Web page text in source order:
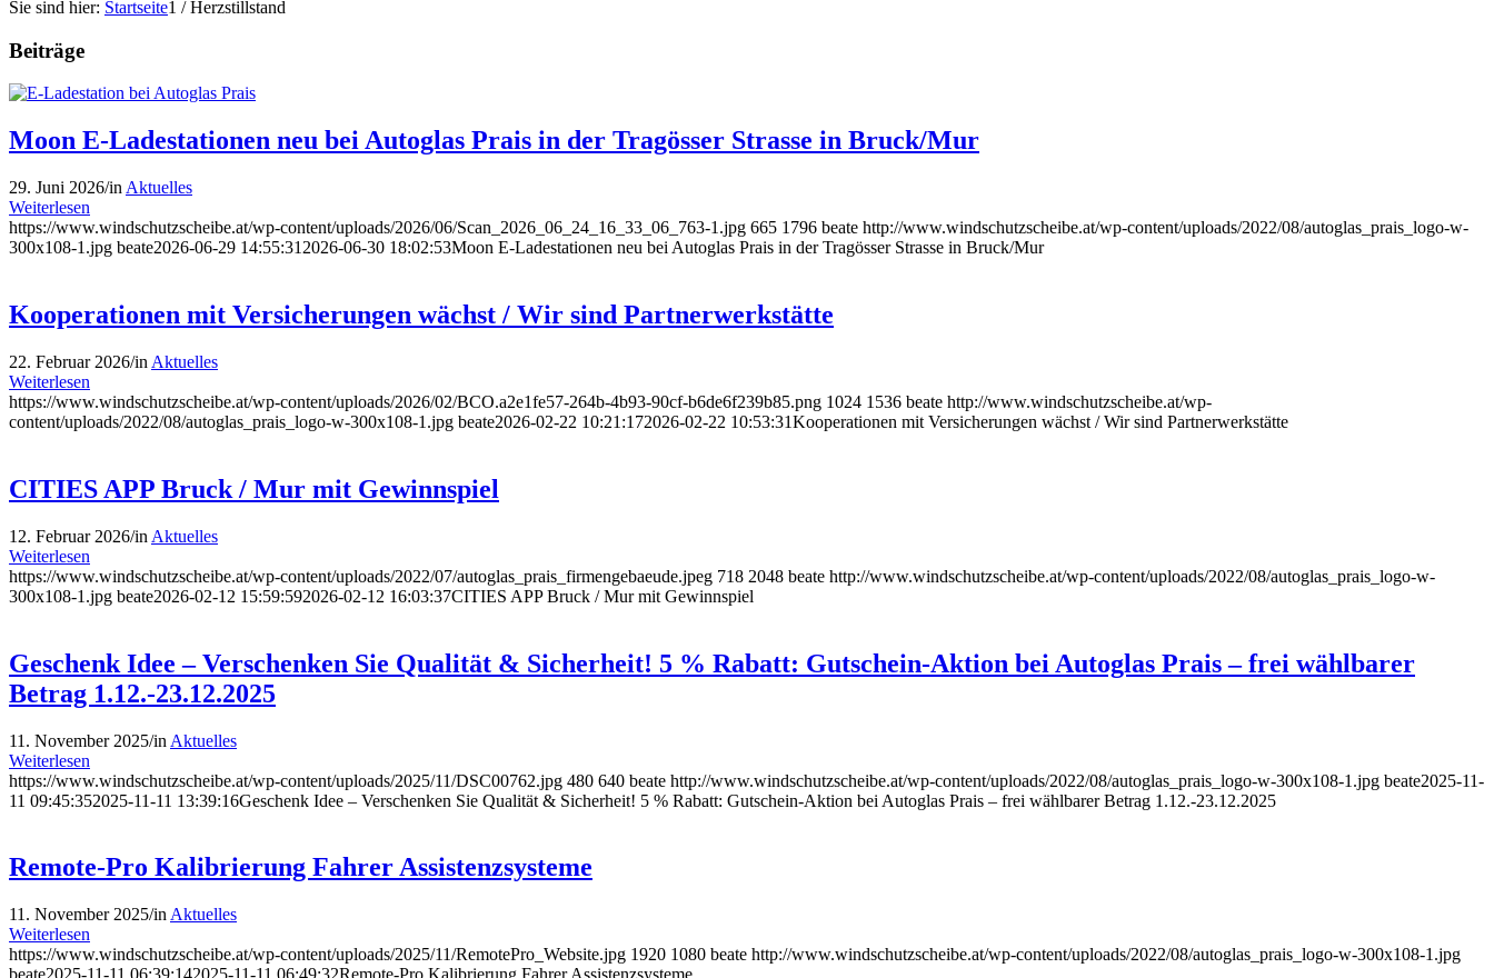
Sie sind hier: Startseite1 / Herzstillstand
Beiträge
Moon E-Ladestationen neu bei Autoglas Prais in der Tragösser Strasse in Bruck/Mur
29. Juni 2026/in Aktuelles
Weiterlesen
https://www.windschutzscheibe.at/wp-content/uploads/2026/06/Scan_2026_06_24_16_33_06_763-1.jpg 665 1796 beate http://www.windschutzscheibe.at/wp-content/uploads/2022/08/autoglas_prais_logo-w-
300x108-1.jpg beate2026-06-29 14:55:31 2026-06-30 18:02:53Moon E-Ladestationen neu bei Autoglas Prais in der Tragösser Strasse in Bruck/Mur
Kooperationen mit Versicherungen wächst / Wir sind Partnerwerkstätte
22. Februar 2026/in Aktuelles
Weiterlesen
https://www.windschutzscheibe.at/wp-content/uploads/2026/02/BCO.a2e1fe57-264b-4b93-90cf-b6de6f239b85.png 1024 1536 beate http://www.windschutzscheibe.at/wp-
content/uploads/2022/08/autoglas_prais_logo-w-300x108-1.jpg beate2026-02-22 10:21:172026-02-22 10:53:31Kooperationen mit Versicherungen wächst / Wir sind Partnerwerkstätte
CITIES APP Bruck / Mur mit Gewinnspiel
12. Februar 2026/in Aktuelles
Weiterlesen
https://www.windschutzscheibe.at/wp-content/uploads/2022/07/autoglas_prais_firmengebaeude.jpeg 718 2048 beate http://www.windschutzscheibe.at/wp-content/uploads/2022/08/autoglas_prais_logo-w-
300x108-1.jpg beate2026-02-12 15:59:592026-02-12 16:03:37CITIES APP Bruck / Mur mit Gewinnspiel
Geschenk Idee – Verschenken Sie Qualität & Sicherheit! 5 % Rabatt: Gutschein-Aktion bei Autoglas Prais – frei wählbarer
Betrag 1.12.-23.12.2025
11. November 2025/in Aktuelles
Weiterlesen
https://www.windschutzscheibe.at/wp-content/uploads/2025/11/DSC00762.jpg 480 640 beate http://www.windschutzscheibe.at/wp-content/uploads/2022/08/autoglas_prais_logo-w-300x108-1.jpg beate2025-11-
11 09:45:352025-11-11 13:39:16Geschenk Idee – Verschenken Sie Qualität & Sicherheit! 5 % Rabatt: Gutschein-Aktion bei Autoglas Prais – frei wählbarer Betrag 1.12.-23.12.2025
Remote-Pro Kalibrierung Fahrer Assistenzsysteme
11. November 2025/in Aktuelles
Weiterlesen
https://www.windschutzscheibe.at/wp-content/uploads/2025/11/RemotePro_Website.jpg 1920 1080 beate http://www.windschutzscheibe.at/wp-content/uploads/2022/08/autoglas_prais_logo-w-300x108-1.jpg